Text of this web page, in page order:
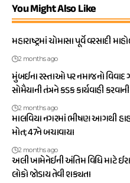
You Might Also Like
મહારાષ્ટ્રમાં ચોમાસા પૂર્વે વરસાદી
2 months ago
મુંબઈના રસ્તાઓ પર નમાજનો વિવાદ
સોમૈયાની તંત્રને કડક કાર્યવાહી
2 months ago
માલવિયા નગરમાં ભીષણ આગથી
મોત; 47ને બચાવાયા
2 months ago
અલી ખામેનેઈની અંતિમ વિધિ માટે
લોકો જોડાય તેવી શક્યતા